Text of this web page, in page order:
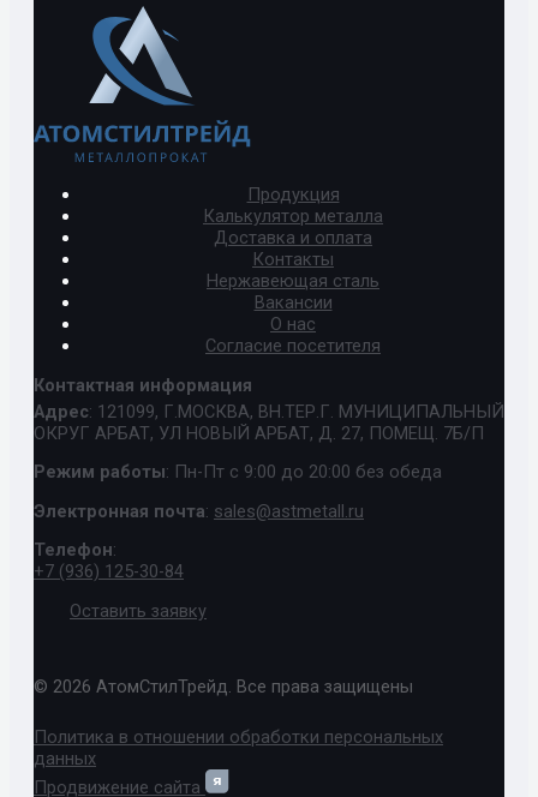
Продукция
Калькулятор металла
Доставка и оплата
Контакты
Нержавеющая сталь
Вакансии
О нас
Согласие посетителя
Контактная информация
Адрес: 121099, Г.МОСКВА, ВН.ТЕР.Г. МУНИЦИПАЛЬНЫЙ
ОКРУГ АРБАТ, УЛ НОВЫЙ АРБАТ, Д. 27, ПОМЕЩ. 7Б/П
Режим работы: Пн-Пт с 9:00 до 20:00 без обеда
Электронная почта: sales@astmetall.ru
Телефон:
+7 (936) 125-30-84
Оставить заявку
© 2026 АтомСтилТрейд. Все права защищены
Политика в отношении обработки персональных
данных
Продвижение сайта